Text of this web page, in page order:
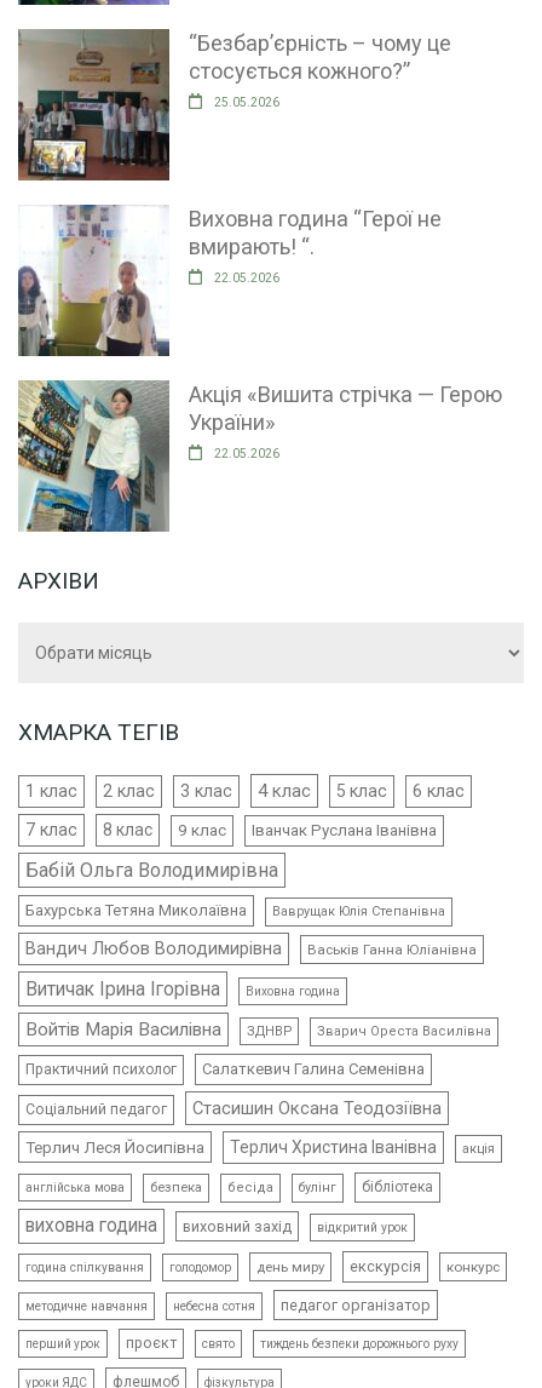
“Безбар’єрність – чому це
стосується кожного?”
25.05.2026
Виховна година “Герої не
вмирають! “.
22.05.2026
Акція «Вишита стрічка — Герою
України»
22.05.2026
АРХІВИ
ХМАРКА ТЕГІВ
1 клас 2 клас 3 клас 4 клас 5 клас 6 клас
7 клас 8 клас 9 клас Іванчак Руслана Іванівна
Бабій Ольга Володимирівна
Бахурська Тетяна Миколаївна Ваврущак Юлія Степанівна
Вандич Любов Володимирівна Васьків Ганна Юліанівна
Витичак Ірина Ігорівна Виховна година
Войтів Марія Василівна ЗДНВР Зварич Ореста Василівна
Практичний психолог Салаткевич Галина Семенівна
Соціальний педагог Стасишин Оксана Теодозіївна
Терлич Леся Йосипівна Терлич Христина Іванівна акція
англійська мова безпека бесіда булінг бібліотека
виховна година виховний захід відкритий урок
година спілкування голодомор день миру екскурсія конкурс
методичне навчання небесна сотня педагог організатор
перший урок проєкт свято тиждень безпеки дорожнього руху
уроки ЯДС флешмоб фізкультура